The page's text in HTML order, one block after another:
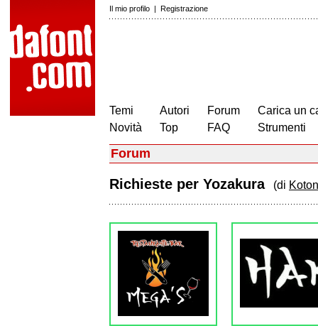
Il mio profilo | Registrazione
Temi
Novità
Autori
Top
Forum
FAQ
Carica un
Strumenti
Forum
Richieste per Yozakura (di